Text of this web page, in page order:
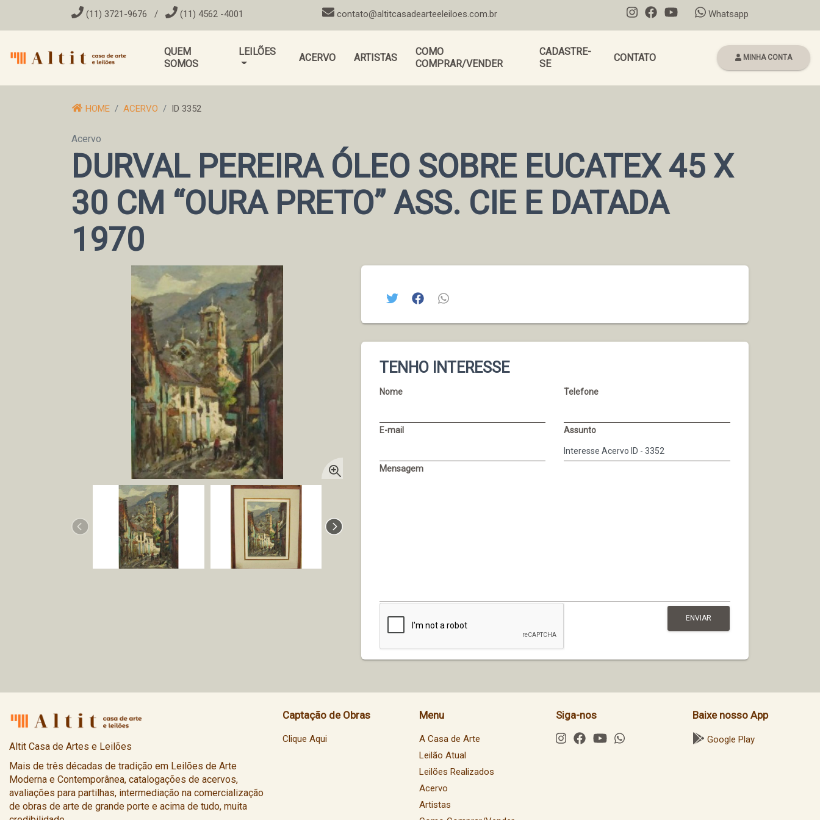
(11) 3721-9676 / (11) 4562 -4001 contato@altitcasadearteeleiloes.com.br Whatsapp
QUEM
SOMOS
LEILÕES
ACERVO ARTISTAS
COMO
COMPRAR/VENDER
CADASTRE-
SE
CONTATO MINHA CONTA
HOME ACERVO ID 3352
Acervo
DURVAL PEREIRA ÓLEO SOBRE EUCATEX 45 X
30 CM “OURA PRETO” ASS. CIE E DATADA
1970
TENHO INTERESSE
Nome Telefone
E-mail Assunto
Mensagem
Altit Casa de Artes e Leilões
Mais de três décadas de tradição em Leilões de Arte
Moderna e Contemporânea, catalogações de acervos,
avaliações para partilhas, intermediação na comercialização
de obras de arte de grande porte e acima de tudo, muita
Captação de Obras
Clique Aqui
Menu
A Casa de Arte
Leilão Atual
Leilões Realizados
Acervo
Artistas
Siga-nos Baixe nosso App
Google Play